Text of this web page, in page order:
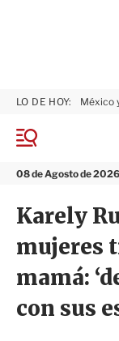
M
n
08 de Agosto de 2026
LO DE HOY: México
Karely
mujeres
mamá:
con sus